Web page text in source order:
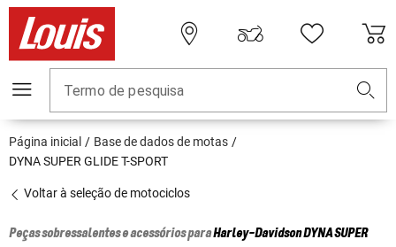
Termo de pesquisa
Página inicial
Base de dados de motas
DYNA SUPER GLIDE T-SPORT
Voltar à seleção de motociclos
Peças sobressalentes e acessórios paraHarley-DavidsonDYNA SUPER